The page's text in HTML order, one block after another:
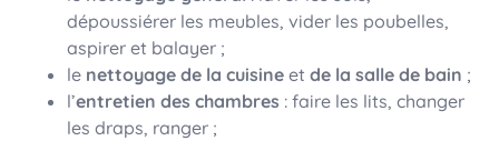
dépoussiérer les meubles, vider les poubelles,
aspirer et balayer ;
le nettoyage de la cuisine et de la salle de bain ;
l’entretien des chambres : faire les lits, changer
les draps, ranger ;